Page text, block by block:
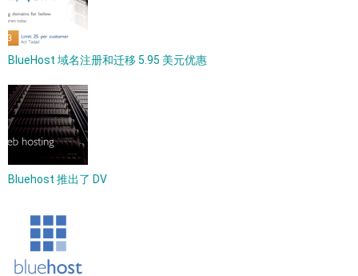
BlueHost 域名注册和迁移 5.95 美元优惠
Bluehost 推出了 DV